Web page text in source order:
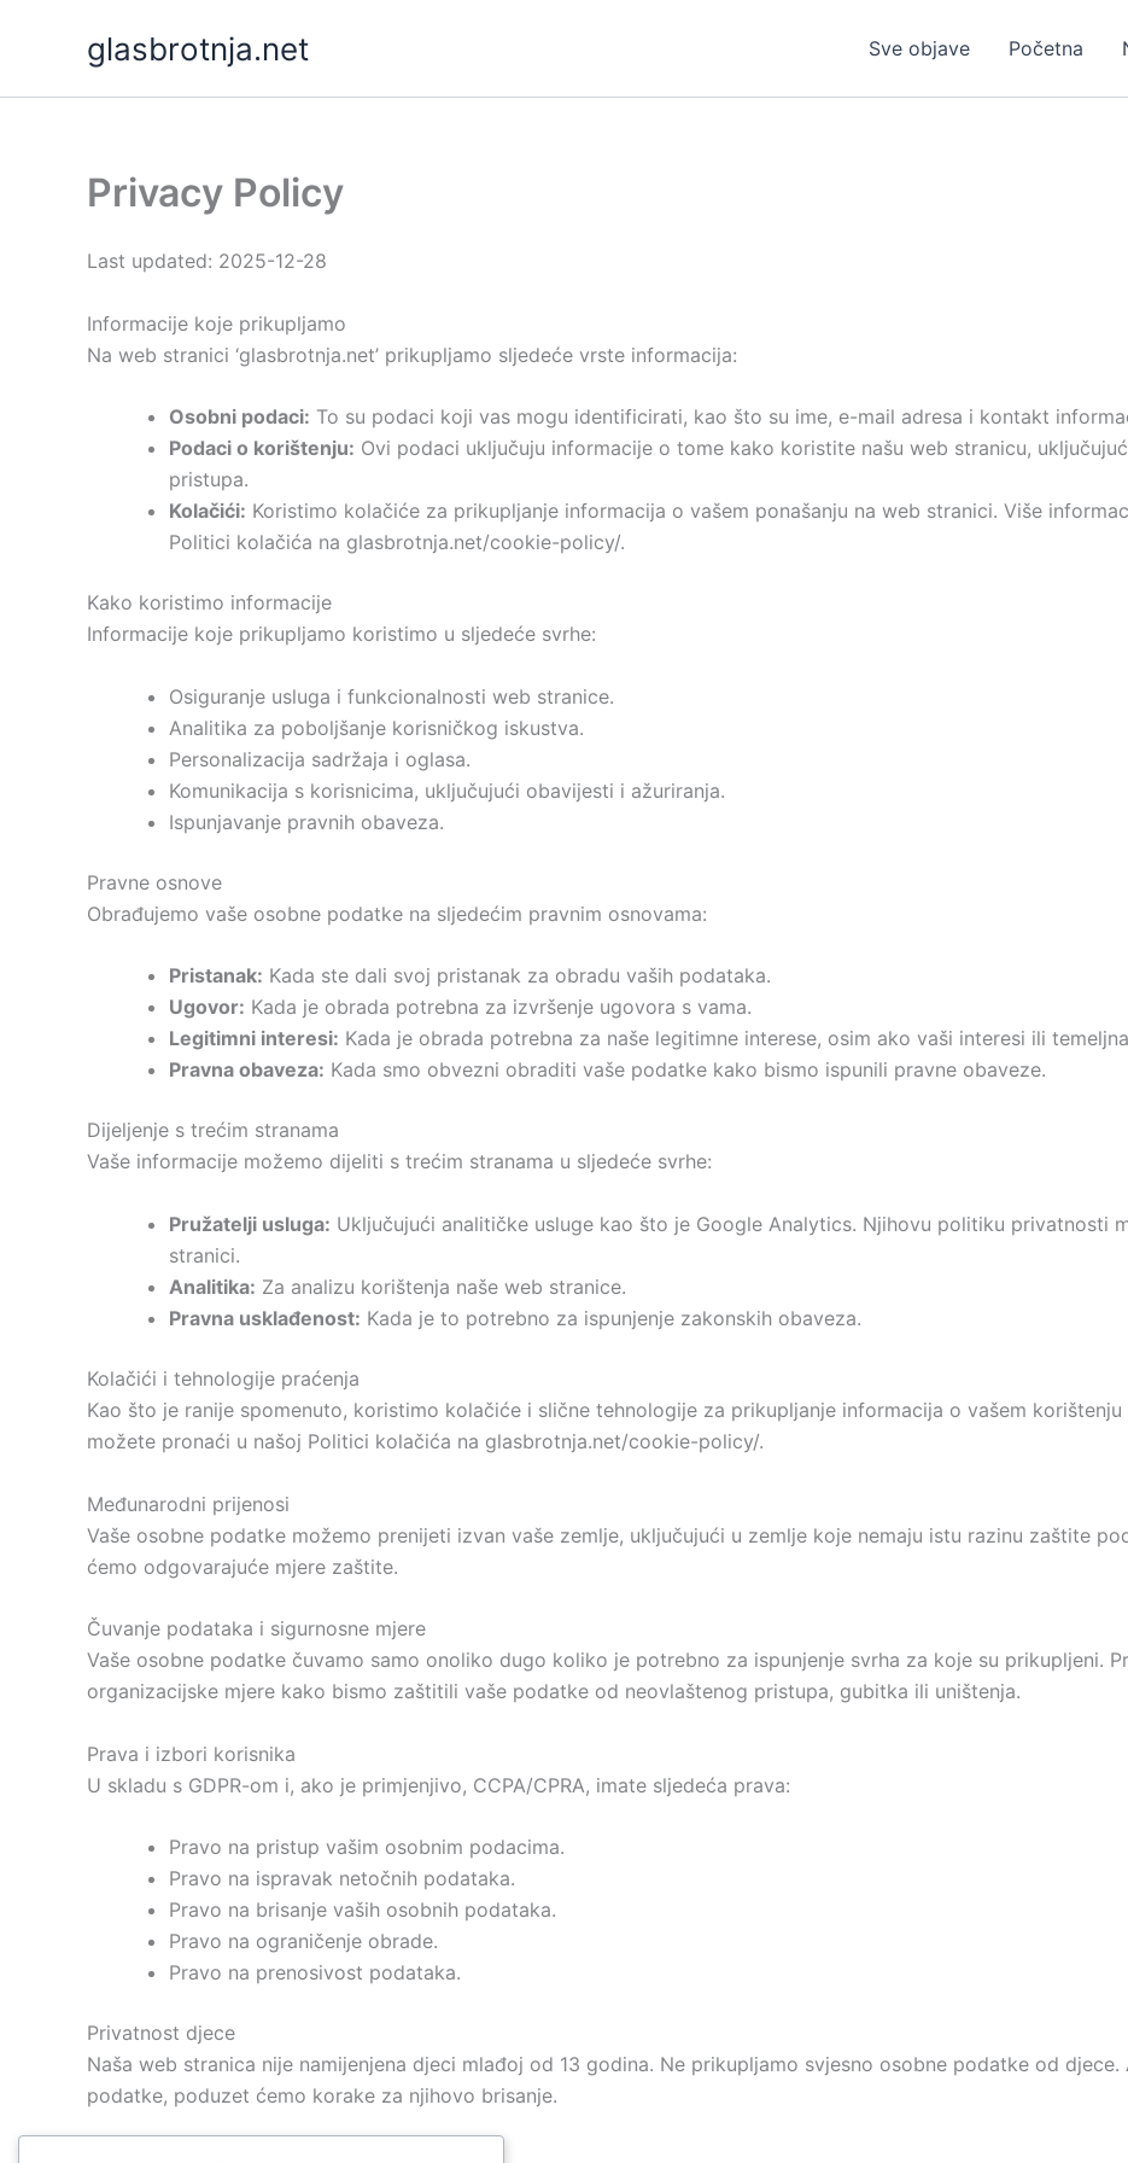
glasbrotnja.net Sve objave Početna
Privacy Policy
Last updated: 2025-12-28
Informacije koje prikupljamo
Na web stranici ‘glasbrotnja.net’ prikupljamo sljedeće vrste informacija:
Osobni podaci: To su podaci koji vas mogu identificirati, kao što su ime, e-mail adresa i kontakt
Podaci o korištenju: Ovi podaci uključuju informacije o tome kako koristite našu web stranicu,
pristupa.
Kolačići: Koristimo kolačiće za prikupljanje informacija o vašem ponašanju na web stranici. Više
Politici kolačića na glasbrotnja.net/cookie-policy/.
Kako koristimo informacije
Informacije koje prikupljamo koristimo u sljedeće svrhe:
Osiguranje usluga i funkcionalnosti web stranice.
Analitika za poboljšanje korisničkog iskustva.
Personalizacija sadržaja i oglasa.
Komunikacija s korisnicima, uključujući obavijesti i ažuriranja.
Ispunjavanje pravnih obaveza.
Pravne osnove
Obrađujemo vaše osobne podatke na sljedećim pravnim osnovama:
Pristanak: Kada ste dali svoj pristanak za obradu vaših podataka.
Ugovor: Kada je obrada potrebna za izvršenje ugovora s vama.
Legitimni interesi: Kada je obrada potrebna za naše legitimne interese, osim ako vaši interesi ili
Pravna obaveza: Kada smo obvezni obraditi vaše podatke kako bismo ispunili pravne obaveze.
Dijeljenje s trećim stranama
Vaše informacije možemo dijeliti s trećim stranama u sljedeće svrhe:
Pružatelji usluga: Uključujući analitičke usluge kao što je Google Analytics. Njihovu politiku privatnosti
stranici.
Analitika: Za analizu korištenja naše web stranice.
Pravna usklađenost: Kada je to potrebno za ispunjenje zakonskih obaveza.
Kolačići i tehnologije praćenja
Kao što je ranije spomenuto, koristimo kolačiće i slične tehnologije za prikupljanje informacija o vašem
možete pronaći u našoj Politici kolačića na glasbrotnja.net/cookie-policy/.
Međunarodni prijenosi
Vaše osobne podatke možemo prenijeti izvan vaše zemlje, uključujući u zemlje koje nemaju istu razinu zaštite
ćemo odgovarajuće mjere zaštite.
Čuvanje podataka i sigurnosne mjere
Vaše osobne podatke čuvamo samo onoliko dugo koliko je potrebno za ispunjenje svrha za koje su prikupljeni.
organizacijske mjere kako bismo zaštitili vaše podatke od neovlaštenog pristupa, gubitka ili uništenja.
Prava i izbori korisnika
U skladu s GDPR-om i, ako je primjenjivo, CCPA/CPRA, imate sljedeća prava:
Pravo na pristup vašim osobnim podacima.
Pravo na ispravak netočnih podataka.
Pravo na brisanje vaših osobnih podataka.
Pravo na ograničenje obrade.
Pravo na prenosivost podataka.
Privatnost djece
Naša web stranica nije namijenjena djeci mlađoj od 13 godina. Ne prikupljamo svjesno osobne podatke od
podatke, poduzet ćemo korake za njihovo brisanje.